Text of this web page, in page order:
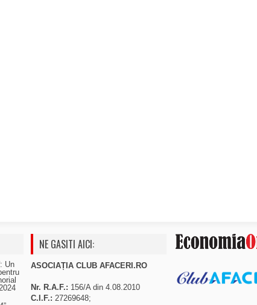
Un
NE GASITI AICI:
ASOCIAȚIA CLUB AFACERI.RO
Nr. R.A.F.: 156/A din 4.08.2010
C.I.F.: 27269648;